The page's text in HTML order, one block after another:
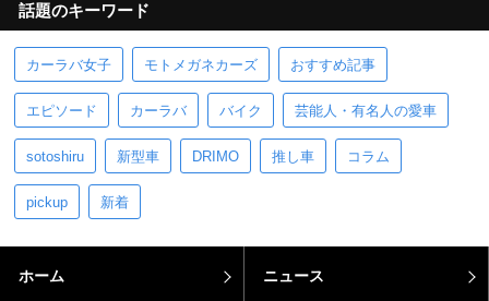
話題のキーワード
カーラバ女子 モトメガネカーズ おすすめ記事
エピソード カーラバ バイク 芸能人・有名人の愛車
sotoshiru 新型車 DRIMO 推し車 コラム
pickup 新着
ホーム ニュース